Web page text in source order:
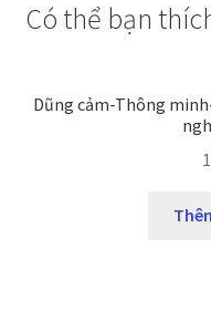
Có thể bạn
Dũng cảm-Thông